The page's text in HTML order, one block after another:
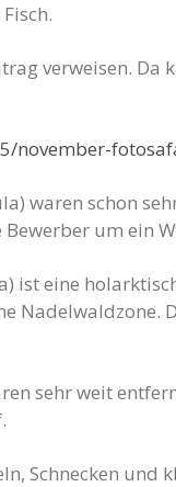
verweisen.
november-
waren schon
um ein
ist eine
Nadelwaldzone.
sehr weit
Schnecken und